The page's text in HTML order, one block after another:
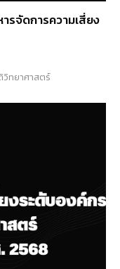
รจัดการความเสี่ยง
วิทยาศาสตร์